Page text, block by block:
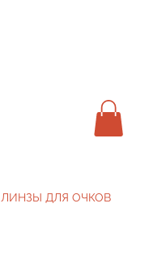
ЛИНЗЫ ДЛЯ ОЧКОВ